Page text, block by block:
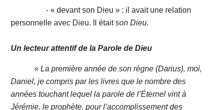
- « devant son Dieu » : il avait une relation
personnelle avec Dieu. Il étaitson Dieu.
Un lecteur attentif de la Parole de Dieu
« La première année de son règne (Darius), moi,
Daniel, je compris par les livres que le nombre des
années touchant lequel la parole de l’Éternel vint à
Jérémie, le prophète, pour l’accomplissement des